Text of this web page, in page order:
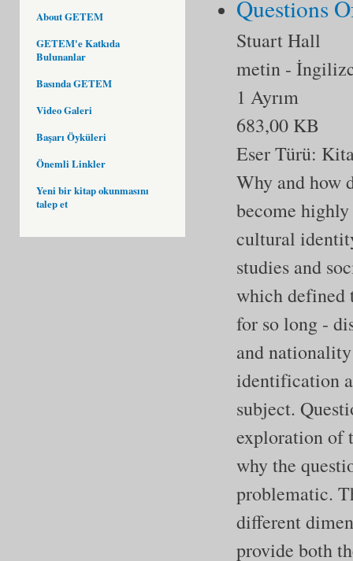
About GETEM
GETEM'e Katkıda
Bulunanlar
Basında GETEM
Video Galeri
Başarı Öyküleri
Önemli Linkler
Yeni bir kitap okunmasını
talep et
Questions
Stuart Hall
metin -
1 Ayrım
683,00 KB
Eser Türü:
Why and how
become
cultural
studies and
which defined
for so long -
and
identification
subject.
exploration of
why the
problematic.
different
provide both